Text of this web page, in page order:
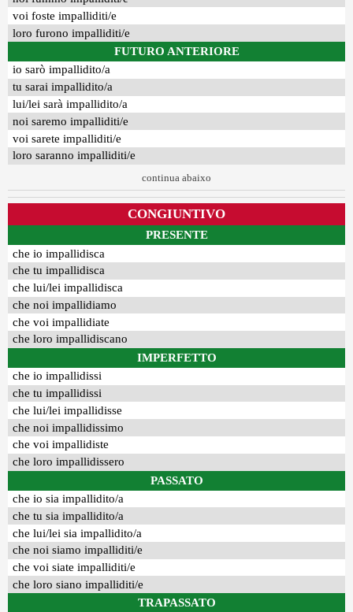
voi foste impalliditi/e
loro furono impalliditi/e
FUTURO ANTERIORE
io sarò impallidito/a
tu sarai impallidito/a
lui/lei sarà impallidito/a
noi saremo impalliditi/e
voi sarete impalliditi/e
loro saranno impalliditi/e
continua abaixo
CONGIUNTIVO
PRESENTE
che io impallidisca
che tu impallidisca
che lui/lei impallidisca
che noi impallidiamo
che voi impallidiate
che loro impallidiscano
IMPERFETTO
che io impallidissi
che tu impallidissi
che lui/lei impallidisse
che noi impallidissimo
che voi impallidiste
che loro impallidissero
PASSATO
che io sia impallidito/a
che tu sia impallidito/a
che lui/lei sia impallidito/a
che noi siamo impalliditi/e
che voi siate impalliditi/e
che loro siano impalliditi/e
TRAPASSATO